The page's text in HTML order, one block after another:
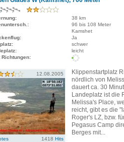
38 km
96 bis 108 Meter
Kamshet
Ja
schwer
leicht
Richtungen:
12.08.2005
1418 Hits
Klippenstartplatz
nördlich von
dauert ca. 30
Landeplatz ist die
Melissa's Place,
reicht, gibt es die
Roger's LZ, bzw.
Pegasus Camp
Berges mit...